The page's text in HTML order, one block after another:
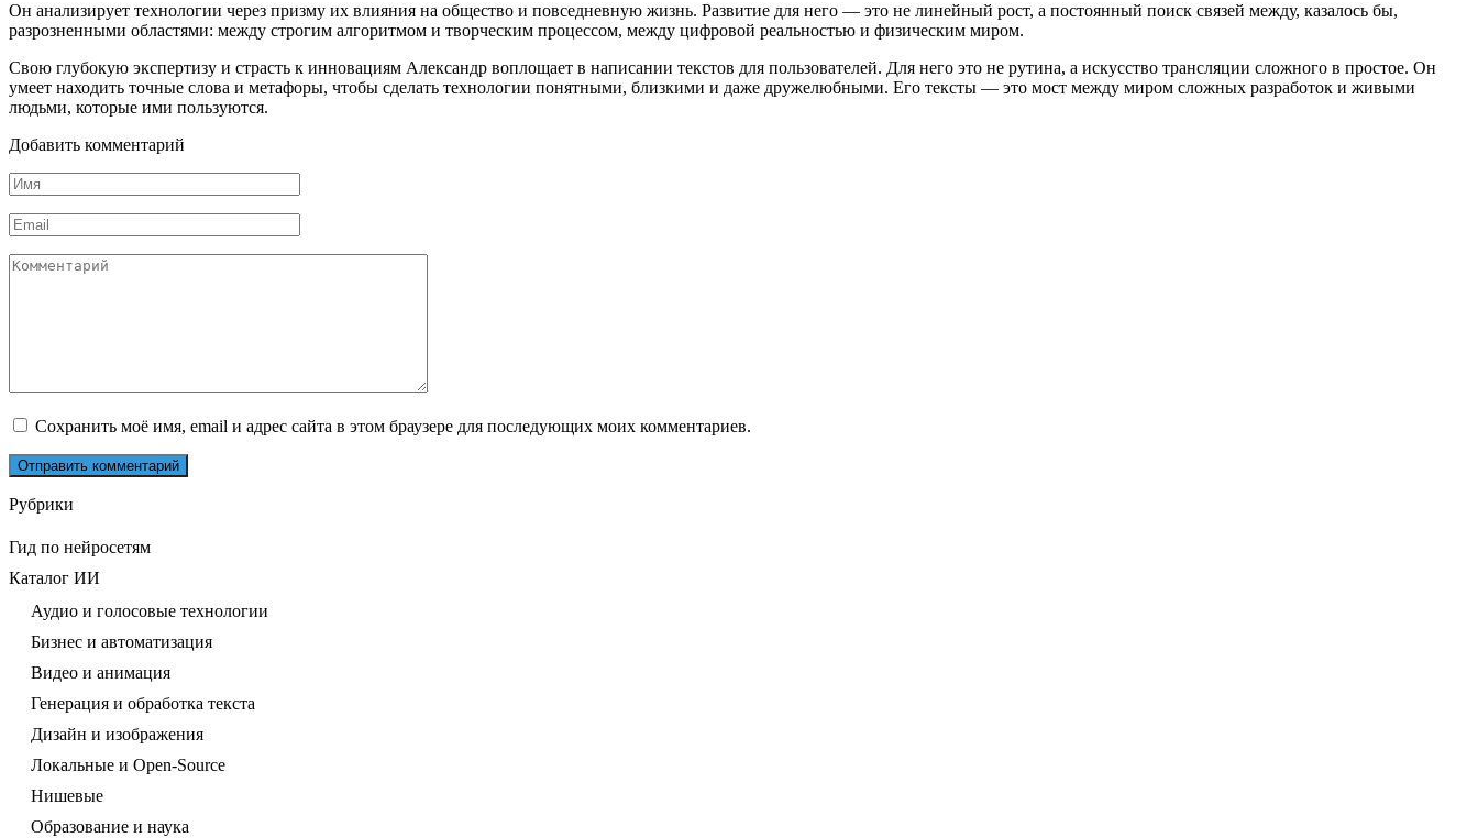
Он анализирует технологии через призму их влияния на общество и повседневную жизнь. Развитие для него — это не линейный рост, а постоянный поиск связей между, казалось бы,
разрозненными областями: между строгим алгоритмом и творческим процессом, между цифровой реальностью и физическим миром.
Свою глубокую экспертизу и страсть к инновациям Александр воплощает в написании текстов для пользователей. Для него это не рутина, а искусство трансляции сложного в простое. Он
умеет находить точные слова и метафоры, чтобы сделать технологии понятными, близкими и даже дружелюбными. Его тексты — это мост между миром сложных разработок и живыми
людьми, которые ими пользуются.
Добавить комментарий
Имя
*
Email
*
Комментарий
Сохранить моё имя, email и адрес сайта в этом браузере для последующих моих комментариев.
Рубрики
Гид по нейросетям
Каталог ИИ
Аудио и голосовые технологии
Бизнес и автоматизация
Видео и анимация
Генерация и обработка текста
Дизайн и изображения
Локальные и Open-Source
Нишевые
Образование и наука